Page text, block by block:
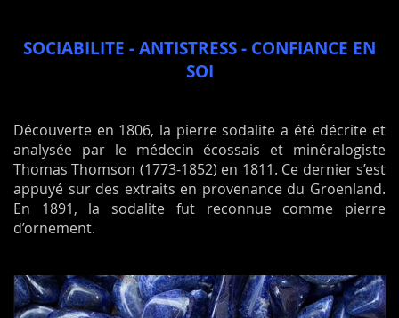
SOCIABILITE - ANTISTRESS - CONFIANCE EN
SOI
Découverte en 1806, la pierre sodalite a été décrite et
analysée par le médecin écossais et minéralogiste
Thomas Thomson (1773-1852) en 1811. Ce dernier s’est
appuyé sur des extraits en provenance du Groenland.
En 1891, la sodalite fut reconnue comme pierre
d’ornement.